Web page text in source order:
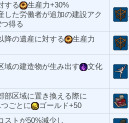
する
生産力+30%
した労働者が追加の建設アク
得る
降の遺産に対する
生産力
域の建造物が生み出す
文化
部区域に置き換える際に
ごとに
ゴールド+50
ストが50%減少し